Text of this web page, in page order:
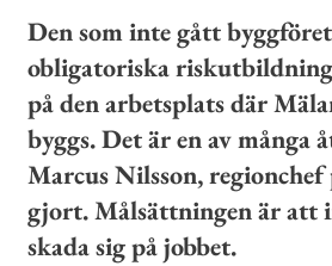
Den som inte gått
obligatoriska
på den arbetsplats där
byggs. Det är en av många
Marcus Nilsson, regionchef
gjort. Målsättningen är att
skada sig på jobbet.